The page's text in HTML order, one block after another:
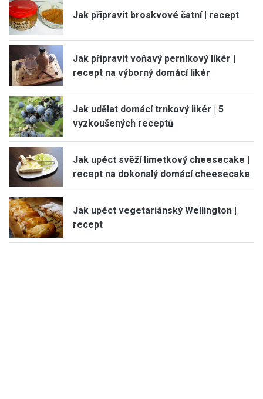
Jak připravit broskvové čatní | recept
Jak připravit voňavý perníkový likér |
recept na výborný domácí likér
Jak udělat domácí trnkový likér | 5
vyzkoušených receptů
Jak upéct svěží limetkový cheesecake |
recept na dokonalý domácí cheesecake
Jak upéct vegetariánský Wellington |
recept